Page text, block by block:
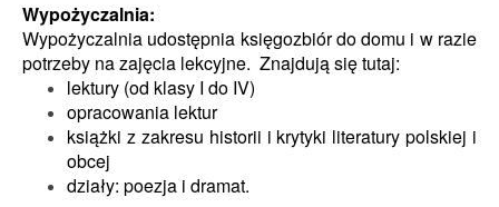
Wypożyczalnia:
Wypożyczalnia udostępnia księgozbiór do domu i w razie
potrzeby na zajęcia lekcyjne. Znajdują się tutaj:
lektury (od klasy I do IV)
opracowania lektur
książki z zakresu historii i krytyki literatury polskiej i
obcej
działy: poezja i dramat.